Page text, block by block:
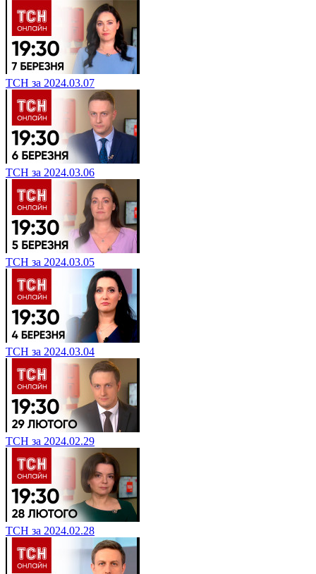
ТСН за 2024.03.07
ТСН за 2024.03.06
ТСН за 2024.03.05
ТСН за 2024.03.04
ТСН за 2024.02.29
ТСН за 2024.02.28